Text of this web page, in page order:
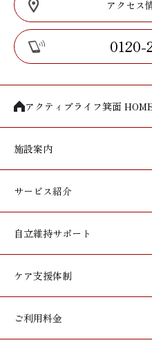
アクセス
0120-
アクティブライフ箕面
施設案内
サービス紹介
自立維持サポート
ケア支援体制
ご利用料金